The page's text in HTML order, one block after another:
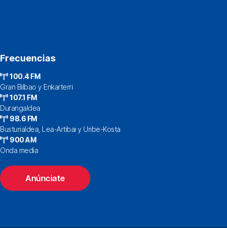
Frecuencias
100.4 FM
Gran Bilbao y Enkarterri
107.1 FM
Durangaldea
98.6 FM
Busturialdea, Lea-Artibai y Uribe-Kosta
900 AM
Onda media
Anúnciate